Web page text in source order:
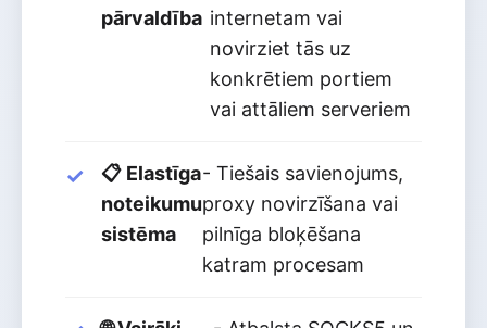
pārvaldība internetam vai
novirziet tās uz
konkrētiem portiem
vai attāliem serveriem
📋 Elastīga
noteikumu
sistēma
- Tiešais savienojums,
proxy novirzīšana vai
pilnīga bloķēšana
katram procesam